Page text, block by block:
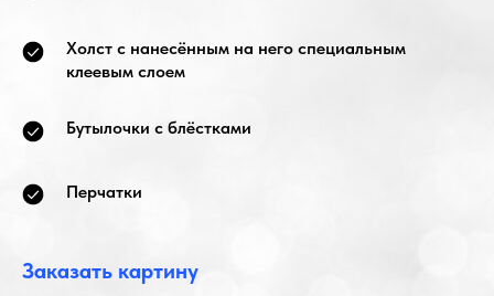
Холст с нанесённым на него специальным
клеевым слоем
Бутылочки с блёстками
Перчатки
Заказать картину